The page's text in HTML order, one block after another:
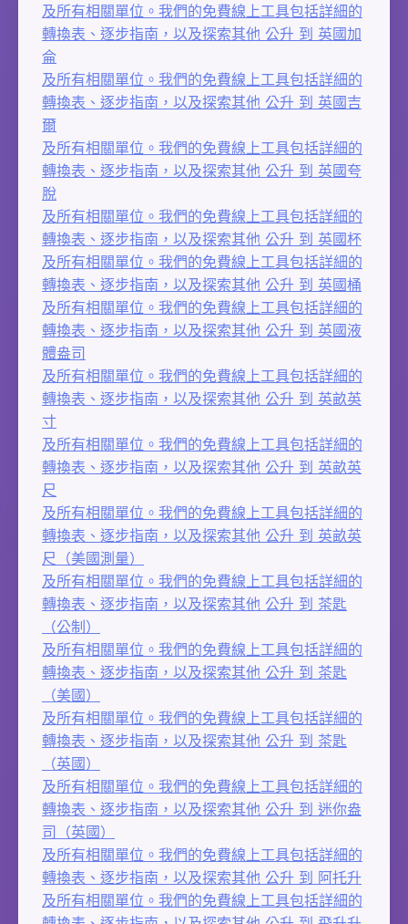
及所有相關單位。我們的免費線上工具包括詳細的
轉換表、逐步指南，以及探索其他 公升 到 英國加
侖
及所有相關單位。我們的免費線上工具包括詳細的
轉換表、逐步指南，以及探索其他 公升 到 英國吉
爾
及所有相關單位。我們的免費線上工具包括詳細的
轉換表、逐步指南，以及探索其他 公升 到 英國夸
脫
及所有相關單位。我們的免費線上工具包括詳細的
轉換表、逐步指南，以及探索其他 公升 到 英國杯
及所有相關單位。我們的免費線上工具包括詳細的
轉換表、逐步指南，以及探索其他 公升 到 英國桶
及所有相關單位。我們的免費線上工具包括詳細的
轉換表、逐步指南，以及探索其他 公升 到 英國液
體盎司
及所有相關單位。我們的免費線上工具包括詳細的
轉換表、逐步指南，以及探索其他 公升 到 英畝英
寸
及所有相關單位。我們的免費線上工具包括詳細的
轉換表、逐步指南，以及探索其他 公升 到 英畝英
尺
及所有相關單位。我們的免費線上工具包括詳細的
轉換表、逐步指南，以及探索其他 公升 到 英畝英
尺（美國測量）
及所有相關單位。我們的免費線上工具包括詳細的
轉換表、逐步指南，以及探索其他 公升 到 茶匙
（公制）
及所有相關單位。我們的免費線上工具包括詳細的
轉換表、逐步指南，以及探索其他 公升 到 茶匙
（美國）
及所有相關單位。我們的免費線上工具包括詳細的
轉換表、逐步指南，以及探索其他 公升 到 茶匙
（英國）
及所有相關單位。我們的免費線上工具包括詳細的
轉換表、逐步指南，以及探索其他 公升 到 迷你盎
司（英國）
及所有相關單位。我們的免費線上工具包括詳細的
轉換表、逐步指南，以及探索其他 公升 到 阿托升
及所有相關單位。我們的免費線上工具包括詳細的